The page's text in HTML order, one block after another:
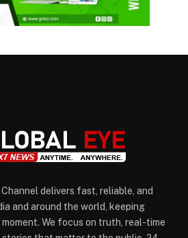
delivers fast, reliable, and
and around the world, keeping
We focus on truth, real-time